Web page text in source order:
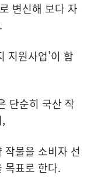
변신해 보다 자
지원사업'이 함
단순히 국산 작
작물을 소비자 선
목표로 한다.